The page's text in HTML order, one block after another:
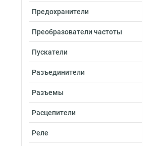
Предохранители
Преобразователи частоты
Пускатели
Разъединители
Разъемы
Расцепители
Реле